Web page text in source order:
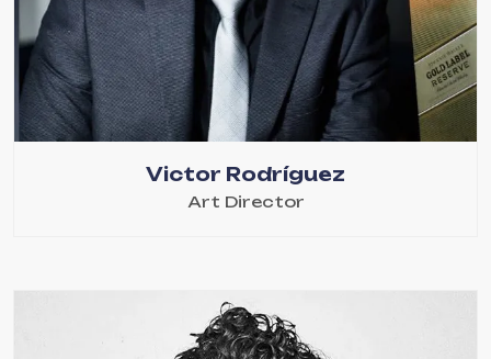
Victor Rodríguez
Art Director